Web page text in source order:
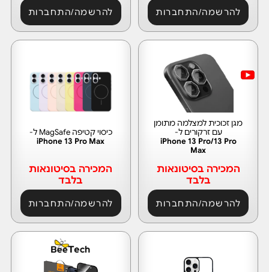
להרשמה/התחברות להרשמה/התחברות
מגן זכוכית למצלמה מתומן
עם זרקורים ל-
iPhone 13 Pro/13 Pro
Max
המכירה בסיטונאות
בלבד
להרשמה/התחברות
כיסוי קטיפה MagSafe ל-
iPhone 13 Pro Max
המכירה בסיטונאות
בלבד
להרשמה/התחברות